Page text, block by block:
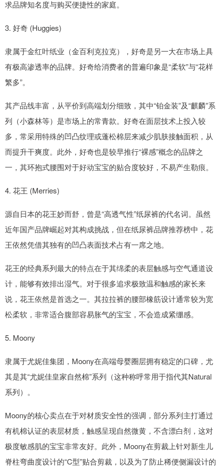
求品牌知名度与购买便捷性的家庭。
3. 好奇 (Huggies)
隶属于金红叶纸业（金百利克拉克），好奇是另一大在市场上具
有极高渗透率的品牌。好奇给消费者的普遍印象是“柔软”与“花样
繁多”。
其产品线丰富，从平价到高端划分细致，其中“铂金装”及“麒麟”系
列（小森林等）是市场上的常青款。好奇在面层技术上投入较
多，常采用特殊的凹凸纹理或蓬松棉层来减少肌肤接触面积，从
而提升干爽度。此外，好奇也是较早推行“裸感”概念的品牌之
一，其环抱式腰围对于好动宝宝的贴合度较好，不易产生勒痕。
4. 花王 (Merries)
源自日本的花王妙而舒，曾是“高透气性”纸尿裤的代名词。虽然
近年国产品牌崛起对其构成挑战，但在纸尿裤品牌推荐榜中，花
王依然凭借其独有的凹凸表面技术占有一席之地。
花王的经典系列最大的特点在于其绵柔的表层触感与空气通道设
计，能够有效排出湿气。对于很多追求极致温和触感的家长来
说，花王依然是首选之一。其拉拉裤的腰部橡筋设计通常较为宽
松柔软，非常适合腹部容易胀气的宝宝，不会造成紧绷感。
5. Moony
隶属于尤妮佳集团，Moony在高端母婴圈层拥有稳定的口碑，尤
其是其“尤妮佳皇家自然棉”系列（这种称呼常用于指代其Natural
系列）。
Moony的核心卖点在于对材质安全性的强调，部分系列主打通过
有机棉认证的表层材质，触感呈现自然微黄，不含漂白剂，这对
极度敏感肌的宝宝非常友好。此外，Moony在剪裁上针对新生儿
脊柱弯曲度设计的“C型”贴合剪裁，以及为了防止稀便侧漏设计的